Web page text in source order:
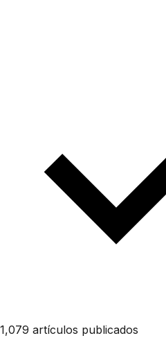
1,079 artículos publicados